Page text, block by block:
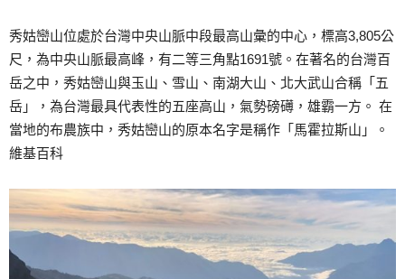
秀姑巒山位處於台灣中央山脈中段最高山彙的中心，標高3,805公
尺，為中央山脈最高峰，有二等三角點1691號。在著名的台灣百
岳之中，秀姑巒山與玉山、雪山、南湖大山、北大武山合稱「五
岳」，為台灣最具代表性的五座高山，氣勢磅礡，雄霸一方。 在
當地的布農族中，秀姑巒山的原本名字是稱作「馬霍拉斯山」。
維基百科